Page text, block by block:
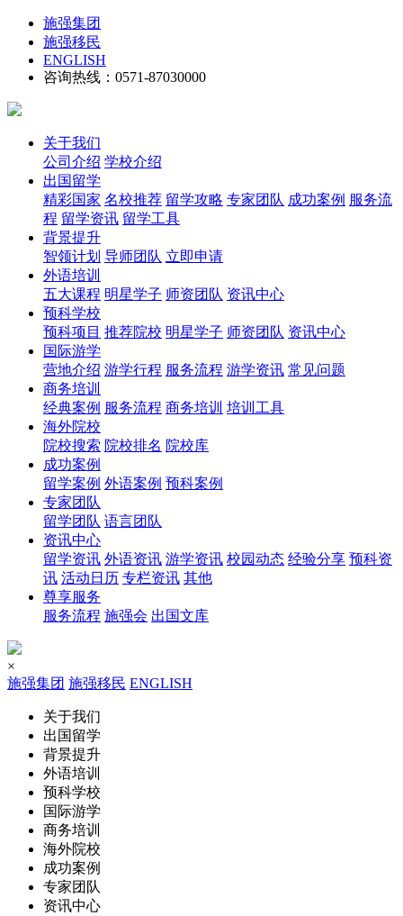
施强集团
施强移民
ENGLISH
咨询热线：0571-87030000
关于我们
公司介绍 学校介绍
出国留学
精彩国家 名校推荐 留学攻略 专家团队 成功案例 服务流
程 留学资讯 留学工具
背景提升
智领计划 导师团队 立即申请
外语培训
五大课程 明星学子 师资团队 资讯中心
预科学校
预科项目 推荐院校 明星学子 师资团队 资讯中心
国际游学
营地介绍 游学行程 服务流程 游学资讯 常见问题
商务培训
经典案例 服务流程 商务培训 培训工具
海外院校
院校搜索 院校排名 院校库
成功案例
留学案例 外语案例 预科案例
专家团队
留学团队 语言团队
资讯中心
留学资讯 外语资讯 游学资讯 校园动态 经验分享 预科资
讯 活动日历 专栏资讯 其他
尊享服务
服务流程 施强会 出国文库
×
施强集团 施强移民 ENGLISH
关于我们
出国留学
背景提升
外语培训
预科学校
国际游学
商务培训
海外院校
成功案例
专家团队
资讯中心